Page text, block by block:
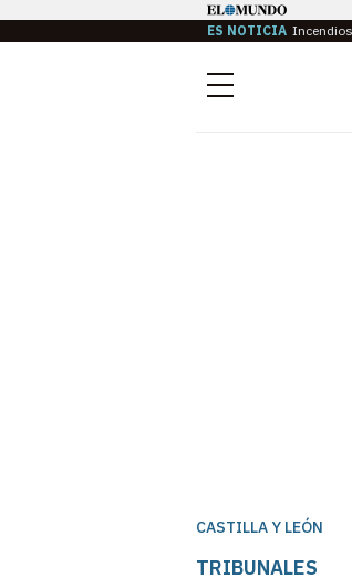
ES NOTICIA Incendios
Menú
CASTILLA Y LEÓN
TRIBUNALES